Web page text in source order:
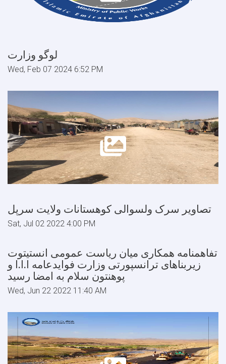
لوگو وزارت
Wed, Feb 07 2024 6:52 PM
تصاویر سرک ولسوالی کوهستانات ولایت سرپل
Sat, Jul 02 2022 4:00 PM
تفاهمنامه همکاری میان ریاست عمومی انستیتوت
زیربناهای ترانسپورتی وزارت فوایدعامه ا.ا.ا و
پوهنتون سلام به امضا رسید
Wed, Jun 22 2022 11:40 AM